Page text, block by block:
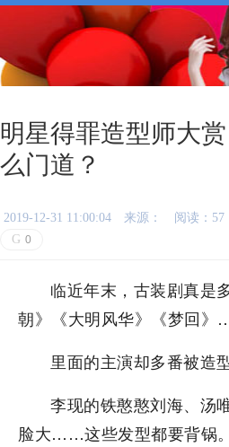
明星得罪造型师大
么门道？
2019-12-31 11:00:04 来源：
阅读：57
G 0
临近年末，古装剧真是
朝》《大明风华》《梦回》
里面的主演却多番被造
李现的铁憨憨刘海、汤
脸大……这些发型都要背锅。